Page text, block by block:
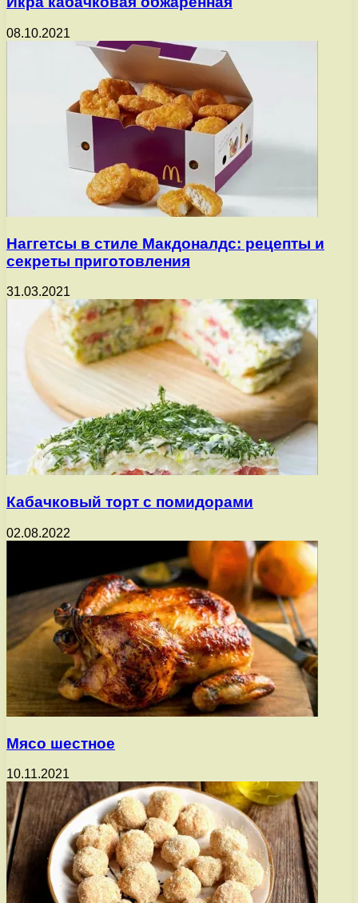
08.10.2021
Наггетсы в стиле Макдоналдс: рецепты и
секреты приготовления
31.03.2021
Кабачковый торт с помидорами
02.08.2022
Мясо шестное
10.11.2021